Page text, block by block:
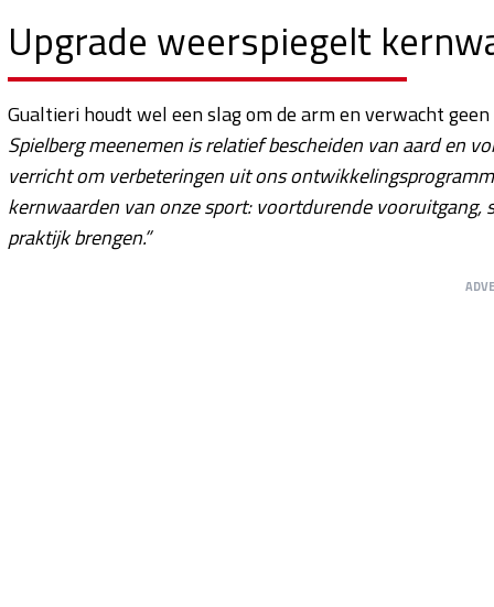
Upgrade weerspiegelt
Gualtieri houdt wel een slag om de arm en verwacht
Spielberg meenemen is relatief bescheiden van aard en
verricht om verbeteringen uit ons
kernwaarden van onze sport: voortdurende
praktijk brengen.”